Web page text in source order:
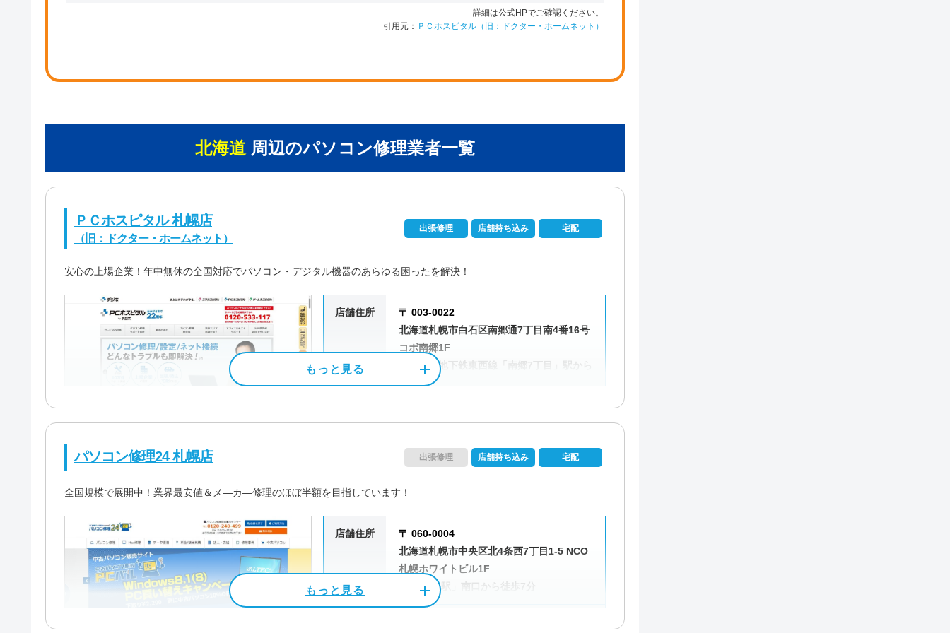
詳細は公式HPでご確認ください。
引用元： ＰＣホスピタル（旧：ドクター・ホームネット）
北海道 周辺のパソコン修理業者一覧
ＰＣホスピタル 札幌店
（旧：ドクター・ホームネット）
出張修理 店舗持ち込み 宅配
安心の上場企業！年中無休の全国対応でパソコン・デジタル機器のあらゆる困ったを解決！
店舗住所
〒 003-0022
北海道札幌市白石区南郷通7丁目南4番16号
コポ南郷1F
札幌市営地下鉄東西線「南郷7丁目」駅から
徒歩2分
9:00～21:00
定休日 不定休
作業料金3,300円～
電話相談・お問い合わせ
パソコン修理24 札幌店 出張修理 店舗持ち込み 宅配
全国規模で展開中！業界最安値＆メ―カ―修理のほぼ半額を目指しています！
店舗住所
〒 060-0004
北海道札幌市中央区北4条西7丁目1-5 NCO
札幌ホワイトビル1F
JR「札幌駅」南口から徒歩7分